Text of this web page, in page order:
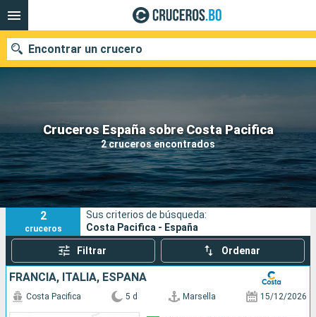
Cruceros España sobre Costa Pacifica
2 cruceros encontrados
Encontrar un crucero
Nuestros destinos
Fecha de salida
Puertos Compañías
Buscar
2
cruceros
Sus criterios de búsqueda:
Costa Pacifica - España
Filtrar Ordenar
FRANCIA, ITALIA, ESPAÑA
Costa Pacifica 5 d Marsella 15/12/2026